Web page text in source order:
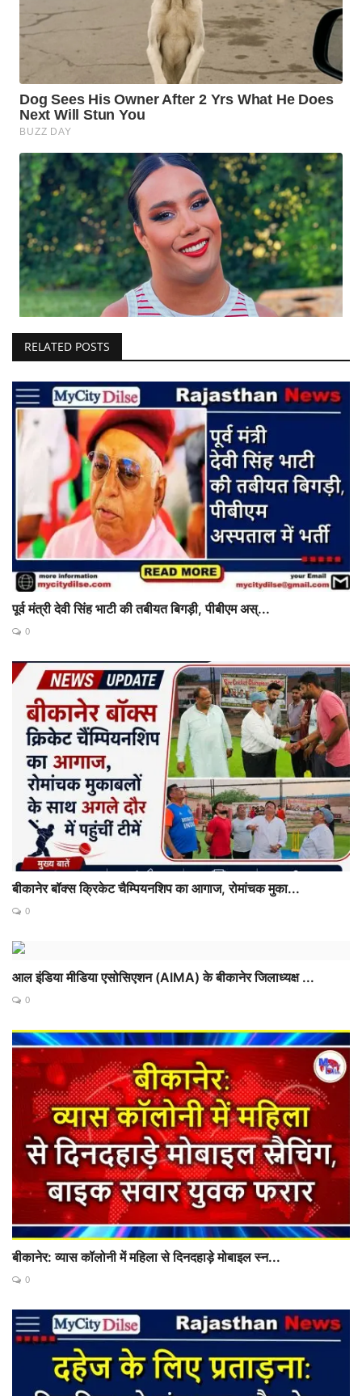
RELATED POSTS
पूर्व मंत्री देवी सिंह भाटी की तबीयत बिगड़ी, पीबीएम अस्...
0
बीकानेर बॉक्स क्रिकेट चैम्पियनशिप का आगाज, रोमांचक मुका...
0
आल इंडिया मीडिया एसोसिएशन (AIMA) के बीकानेर जिलाध्यक्ष ...
0
बीकानेर: व्यास कॉलोनी में महिला से दिनदहाड़े मोबाइल स्न...
0